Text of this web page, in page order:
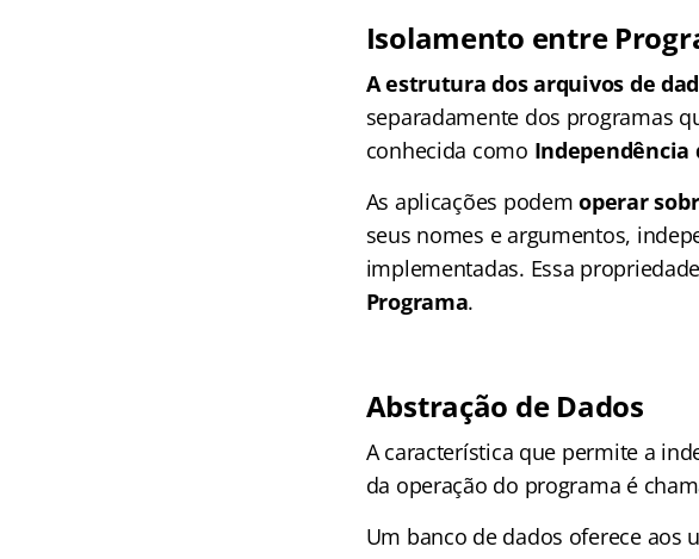
Isolamento entre
A estrutura dos arquivos de
separadamente dos programas
conhecida como Independência
As aplicações podemoperar
seus nomes e argumentos,
implementadas. Essa
Programa.
Abstração de Dados
A característica que permite a
da operação do programa é
Um banco de dados oferece aos